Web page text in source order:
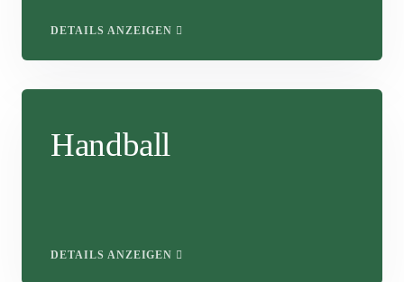
DETAILS ANZEIGEN
Handball
DETAILS ANZEIGEN